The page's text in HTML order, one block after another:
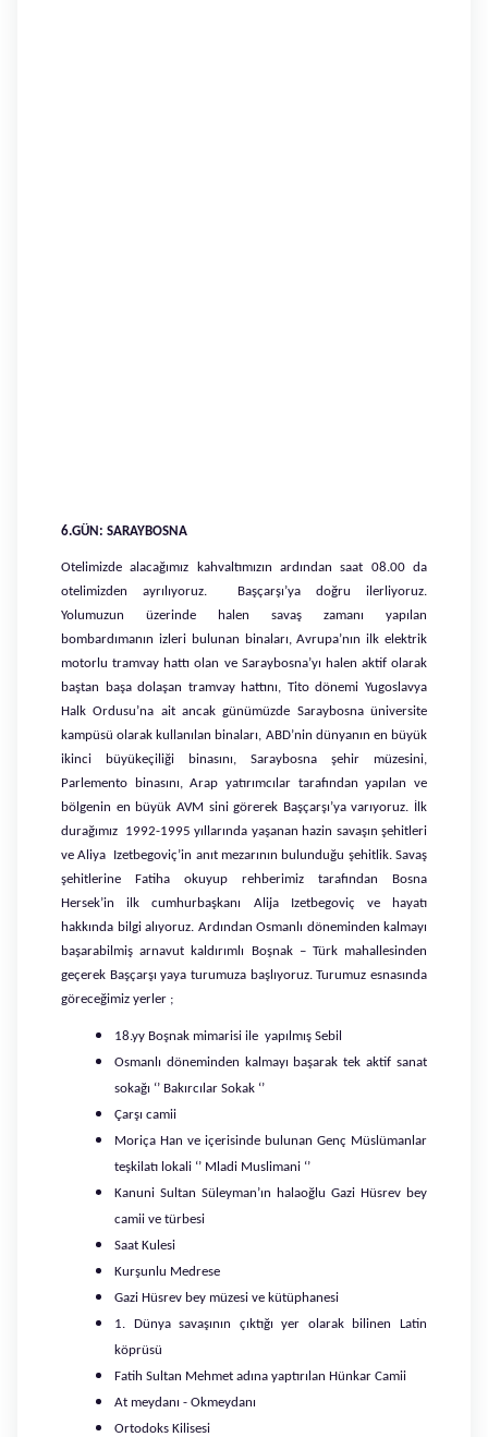
6.GÜN: SARAYBOSNA
Otelimizde alacağımız kahvaltımızın ardından saat 08.00 da
otelimizden ayrılıyoruz. Başçarşı’ya doğru ilerliyoruz.
Yolumuzun üzerinde halen savaş zamanı yapılan
bombardımanın izleri bulunan binaları, Avrupa’nın ilk elektrik
motorlu tramvay hattı olan ve Saraybosna’yı halen aktif olarak
baştan başa dolaşan tramvay hattını, Tito dönemi Yugoslavya
Halk Ordusu’na ait ancak günümüzde Saraybosna üniversite
kampüsü olarak kullanılan binaları, ABD’nin dünyanın en büyük
ikinci büyükeçiliği binasını, Saraybosna şehir müzesini,
Parlemento binasını, Arap yatırımcılar tarafından yapılan ve
bölgenin en büyük AVM sini görerek Başçarşı’ya varıyoruz. İlk
durağımız 1992-1995 yıllarında yaşanan hazin savaşın şehitleri
ve Aliya Izetbegoviç’in anıt mezarının bulunduğu şehitlik. Savaş
şehitlerine Fatiha okuyup rehberimiz tarafından Bosna
Hersek’in ilk cumhurbaşkanı Alija Izetbegoviç ve hayatı
hakkında bilgi alıyoruz. Ardından Osmanlı döneminden kalmayı
başarabilmiş arnavut kaldırımlı Boşnak – Türk mahallesinden
geçerek Başçarşı yaya turumuza başlıyoruz. Turumuz esnasında
göreceğimiz yerler ;
18.yy Boşnak mimarisi ile yapılmış Sebil
Osmanlı döneminden kalmayı başarak tek aktif sanat
sokağı ‘’ Bakırcılar Sokak ‘’
Çarşı camii
Moriça Han ve içerisinde bulunan Genç Müslümanlar
teşkilatı lokali ‘’ Mladi Muslimani ‘’
Kanuni Sultan Süleyman’ın halaoğlu Gazi Hüsrev bey
camii ve türbesi
Saat Kulesi
Kurşunlu Medrese
Gazi Hüsrev bey müzesi ve kütüphanesi
1. Dünya savaşının çıktığı yer olarak bilinen Latin
köprüsü
Fatih Sultan Mehmet adına yaptırılan Hünkar Camii
At meydanı - Okmeydanı
Ortodoks Kilisesi